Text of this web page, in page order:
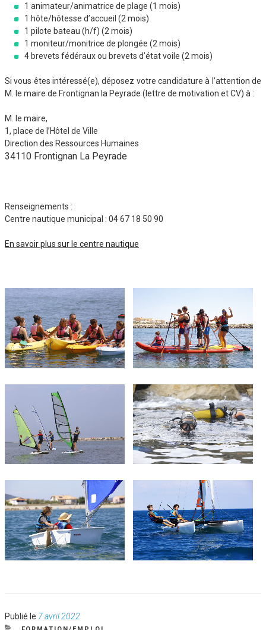
1 animateur/animatrice de plage (1 mois)
1 hôte/hôtesse d’accueil (2 mois)
1 pilote bateau (h/f) (2 mois)
1 moniteur/monitrice de plongée (2 mois)
4 brevets fédéraux ou brevets d’état voile (2 mois)
Si vous êtes intéressé(e), déposez votre candidature à l’attention de
M. le maire de Frontignan la Peyrade (lettre de motivation et CV) à :
M. le maire,
1, place de l’Hôtel de Ville
Direction des Ressources Humaines
34110 Frontignan La Peyrade
Renseignements :
Centre nautique municipal : 04 67 18 50 90
En savoir plus sur le centre nautique
Publié le Publié
7 avril 2022